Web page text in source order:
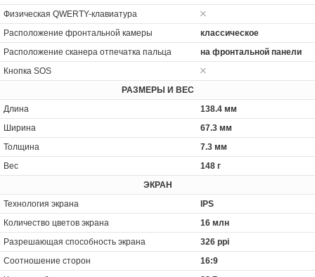
Физическая QWERTY-клавиатура
Расположение фронтальной камеры
классическое
Расположение сканера отпечатка пальца
на фронтальной панели
Кнопка SOS
РАЗМЕРЫ И ВЕС
Длина
138.4 мм
Ширина
67.3 мм
Толщина
7.3 мм
Вес
148 г
ЭКРАН
Технология экрана
IPS
Количество цветов экрана
16 млн
Разрешающая способность экрана
326 ppi
Соотношение сторон
16:9